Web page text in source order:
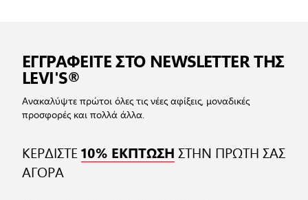
ΕΓΓΡΑΦΕΙΤΕ ΣΤΟ NEWSLETTER ΤΗΣ
LEVI'S®
Ανακαλύψτε πρώτοι όλες τις νέες αφίξεις, μοναδικές
προσφορές και πολλά άλλα.
ΚΕΡΔΙΣΤΕ10% ΕΚΠΤΩΣΗ ΣΤΗΝ ΠΡΩΤΗ ΣΑΣ
ΑΓΟΡΑ